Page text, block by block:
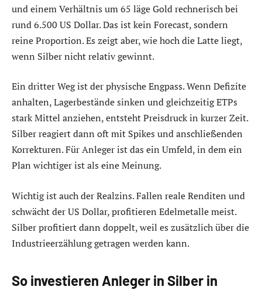
und einem Verhältnis um 65 läge Gold rechnerisch bei
rund 6.500 US Dollar. Das ist kein Forecast, sondern
reine Proportion. Es zeigt aber, wie hoch die Latte liegt,
wenn Silber nicht relativ gewinnt.
Ein dritter Weg ist der physische Engpass. Wenn Defizite
anhalten, Lagerbestände sinken und gleichzeitig ETPs
stark Mittel anziehen, entsteht Preisdruck in kurzer Zeit.
Silber reagiert dann oft mit Spikes und anschließenden
Korrekturen. Für Anleger ist das ein Umfeld, in dem ein
Plan wichtiger ist als eine Meinung.
Wichtig ist auch der Realzins. Fallen reale Renditen und
schwächt der US Dollar, profitieren Edelmetalle meist.
Silber profitiert dann doppelt, weil es zusätzlich über die
Industrieerzählung getragen werden kann.
So investieren Anleger in Silber in